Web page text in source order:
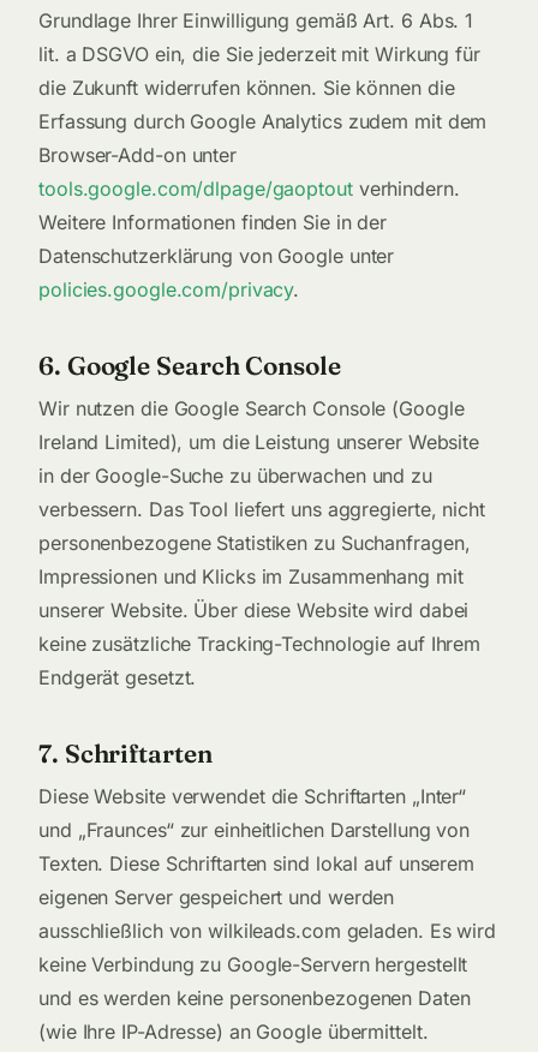
Grundlage Ihrer Einwilligung gemäß Art. 6 Abs. 1
lit. a DSGVO ein, die Sie jederzeit mit Wirkung für
die Zukunft widerrufen können. Sie können die
Erfassung durch Google Analytics zudem mit dem
Browser-Add-on unter
tools.google.com/dlpage/gaoptoutverhindern.
Weitere Informationen finden Sie in der
Datenschutzerklärung von Google unter
policies.google.com/privacy.
6. Google Search Console
Wir nutzen die Google Search Console (Google
Ireland Limited), um die Leistung unserer Website
in der Google-Suche zu überwachen und zu
verbessern. Das Tool liefert uns aggregierte, nicht
personenbezogene Statistiken zu Suchanfragen,
Impressionen und Klicks im Zusammenhang mit
unserer Website. Über diese Website wird dabei
keine zusätzliche Tracking-Technologie auf Ihrem
Endgerät gesetzt.
7. Schriftarten
Diese Website verwendet die Schriftarten „Inter“
und „Fraunces“ zur einheitlichen Darstellung von
Texten. Diese Schriftarten sind lokal auf unserem
eigenen Server gespeichert und werden
ausschließlich von wilkileads.com geladen. Es wird
keine Verbindung zu Google-Servern hergestellt
und es werden keine personenbezogenen Daten
(wie Ihre IP-Adresse) an Google übermittelt.